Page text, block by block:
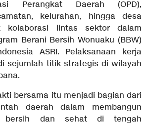
Perangkat Daerah (OPD),
kelurahan, hingga desa
kolaborasi lintas sektor dalam
Berani Bersih Wonuaku (BBW)
ASRI. Pelaksanaan kerja
sejumlah titik strategis di wilayah
bersama itu menjadi bagian dari
daerah dalam membangun
bersih dan sehat di tengah